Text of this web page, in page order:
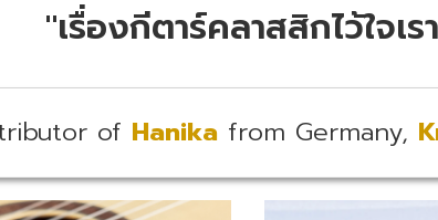
"เรื่องกีตาร์คลาสสิกไว้ใจเร
of Hanika from Germany,